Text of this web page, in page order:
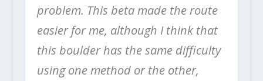
problem. This beta made the route
easier for me, although I think that
this boulder has the same difficulty
using one method or the other,